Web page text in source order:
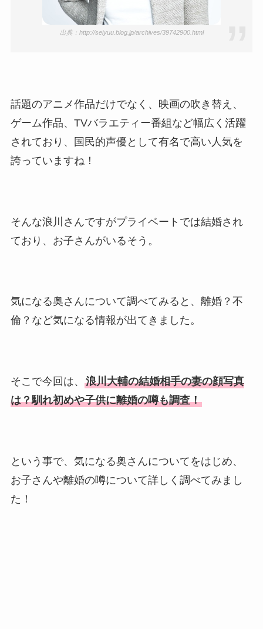
出典：http://seiyuu.blog.jp/archives/39742900.html
話題のアニメ作品だけでなく、映画の吹き替え、
ゲーム作品、TVバラエティー番組など幅広く活躍
されており、国民的声優として有名で高い人気を
誇っていますね！
そんな浪川さんですがプライベートでは結婚され
ており、お子さんがいるそう。
気になる奥さんについて調べてみると、離婚？不
倫？など気になる情報が出てきました。
そこで今回は、 浪川大輔の結婚相手の妻の顔写真
は？馴れ初めや子供に離婚の噂も調査！
という事で、気になる奥さんについてをはじめ、
お子さんや離婚の噂について詳しく調べてみまし
た！